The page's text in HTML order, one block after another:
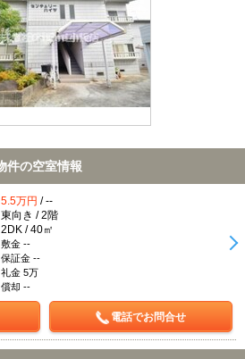
不動産会社から
TOP
件の空室情報
5.5万円 / --
東向き / 2階
2DK / 40㎡
敷金 --
保証金 --
礼金 5万
償却 --
電話でお問合せ